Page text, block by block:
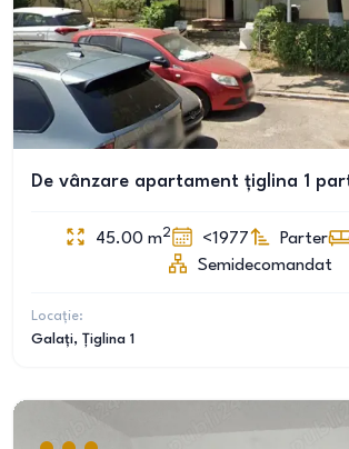
De vânzare apartament țiglina 1
45.00 m2 <1977 Parter
Semidecomandat
Locație:
Galați, Țiglina 1